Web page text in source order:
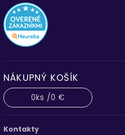
NÁKUPNÝ KOŠÍK
0ks /0 €
Kontakty